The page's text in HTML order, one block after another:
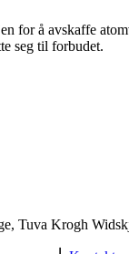
for å avskaffe
seg til forbudet.
Tuva Krogh